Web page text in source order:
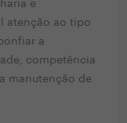
e
atenção ao tipo
a
competência
manutenção de